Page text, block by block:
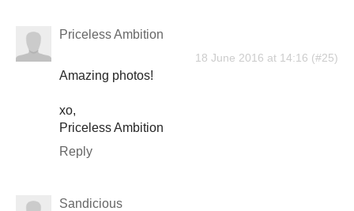
Priceless Ambition
18 June 2016 at 14:16
Amazing photos!
xo,
Priceless Ambition
Reply
Sandicious